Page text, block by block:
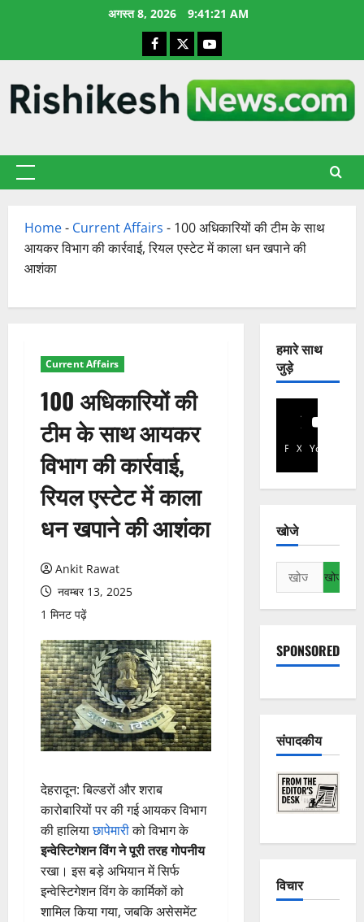
अगस्त 8, 2026 9:41:22 AM
Facebook
X YouTube
प्राथमिक
Home- Current Affairs - 100 अधिकारियों की टीम के साथ
आयकर विभाग की कार्रवाई, रियल एस्टेट में काला धन खपाने की
आशंका
Current Affairs
100 अधिकारियों की
टीम के साथ आयकर
विभाग की कार्रवाई,
रियल एस्टेट में काला
धन खपाने की आशंका
Ankit Rawat
नवम्बर 13, 2025
1 मिनट पढ़ें
देहरादून: बिल्डरों और शराब
कारोबारियों पर की गई आयकर विभाग
की हालियाछापेमारीको विभाग के
इन्वेस्टिगेशन विंग ने पूरी तरह गोपनीय
रखा। इस बड़े अभियान में सिर्फ
इन्वेस्टिगेशन विंग के कार्मिकों को
शामिल किया गया, जबकि असेसमेंट
हमारे साथ
जुड़े
Facebook
X YouTube
खोजे
निम्न
को
खोजें:
SPONSORED
संपादकीय
विचार